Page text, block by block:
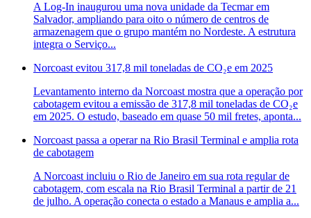
A Log-In inaugurou uma nova unidade da Tecmar em
Salvador, ampliando para oito o número de centros de
armazenagem que o grupo mantém no Nordeste. A estrutura
integra o Serviço...
Norcoast evitou 317,8 mil toneladas de CO₂e em 2025
Levantamento interno da Norcoast mostra que a operação por
cabotagem evitou a emissão de 317,8 mil toneladas de CO₂e
em 2025. O estudo, baseado em quase 50 mil fretes, aponta...
Norcoast passa a operar na Rio Brasil Terminal e amplia rota
de cabotagem
A Norcoast incluiu o Rio de Janeiro em sua rota regular de
cabotagem, com escala na Rio Brasil Terminal a partir de 21
de julho. A operação conecta o estado a Manaus e amplia a...